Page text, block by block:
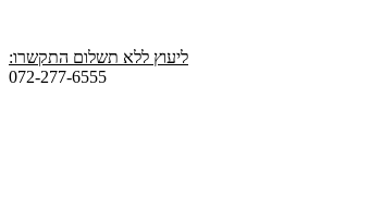
ליעוץ ללא תשלום התקשרו:
072-277-6555